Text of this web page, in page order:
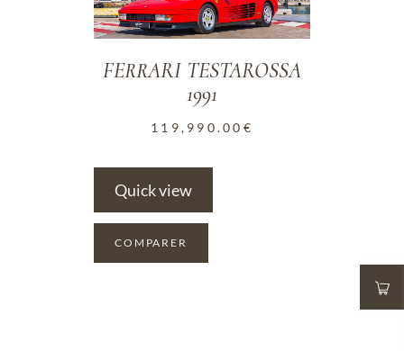
FERRARI TESTAROSSA
1991
119,990.00 €
Quick view
COMPARER